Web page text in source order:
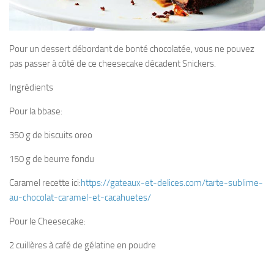
Pour un dessert débordant de bonté chocolatée, vous ne pouvez
pas passer à côté de ce cheesecake décadent Snickers.
Ingrédients
Pour la bbase:
350 g de biscuits oreo
150 g de beurre fondu
Caramel recette ici:https://gateaux-et-delices.com/tarte-sublime-
au-chocolat-caramel-et-cacahuetes/
Pour le Cheesecake:
2 cuillères à café de gélatine en poudre